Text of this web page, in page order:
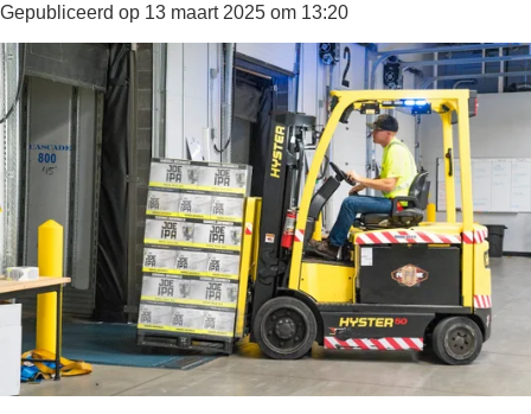
Gepubliceerd op 13 maart 2025 om 13:20